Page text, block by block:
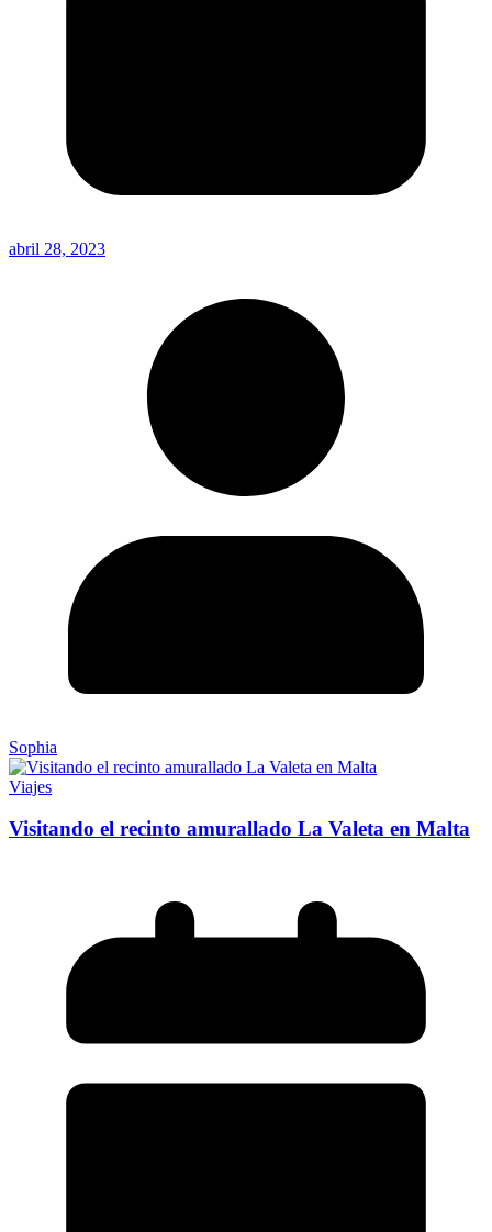
abril 28, 2023
Sophia
Viajes
Visitando el recinto amurallado La Valeta en Malta